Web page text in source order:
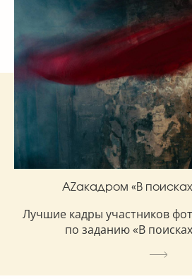
AZакадром «В
Лучшие кадры участников
по заданию «В